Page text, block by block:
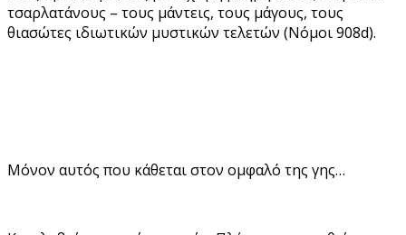
τσαρλατάνους – τους μάντεις, τους μάγους, τους
θιασώτες ιδιωτικών μυστικών τελετών (Νόμοι 908d).
Mόνον αυτός που κάθεται στον ομφαλό της γης…